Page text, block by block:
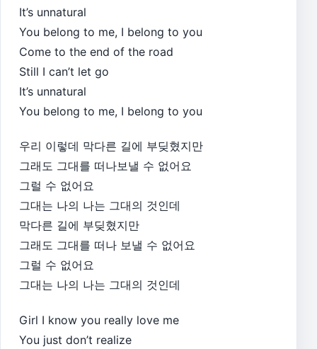
It’s unnatural
You belong to me, I belong to you
Come to the end of the road
Still I can’t let go
It’s unnatural
You belong to me, I belong to you
우리 이렇데 막다른 길에 부딪혔지만
그래도 그대를 떠나보낼 수 없어요
그럴 수 없어요
그대는 나의 나는 그대의 것인데
막다른 길에 부딪혔지만
그래도 그대를 떠나 보낼 수 없어요
그럴 수 없어요
그대는 나의 나는 그대의 것인데
Girl I know you really love me
You just don’t realize